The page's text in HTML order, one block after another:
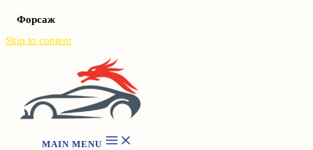
Форсаж
Skip to content
MAIN MENU